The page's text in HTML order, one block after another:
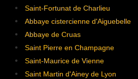
Saint-Fortunat de Charlieu
Abbaye cistercienne d'Aiguebelle
Abbaye de Cruas
Saint Pierre en Champagne
Saint-Maurice de Vienne
Saint Martin d'Ainey de Lyon